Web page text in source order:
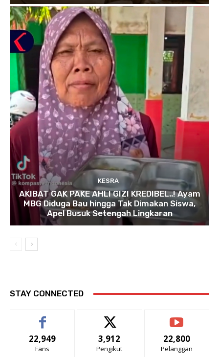
KESRA
AKIBAT GAK PAKE AHLI GIZI KREDIBEL..! Ayam
MBG Diduga Bau hingga Tak Dimakan Siswa,
Apel Busuk Setengah Lingkaran
STAY CONNECTED
22,949
Fans
3,912
Pengikut
22,800
Pelanggan